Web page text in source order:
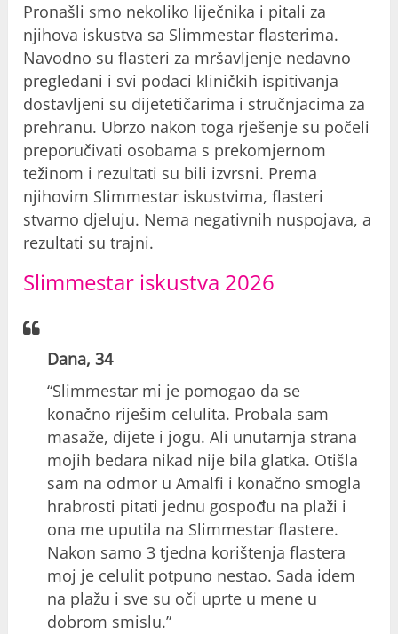
Pronašli smo nekoliko liječnika i pitali za
njihova iskustva sa Slimmestar flasterima.
Navodno su flasteri za mršavljenje nedavno
pregledani i svi podaci kliničkih ispitivanja
dostavljeni su dijetetičarima i stručnjacima za
prehranu. Ubrzo nakon toga rješenje su počeli
preporučivati osobama s prekomjernom
težinom i rezultati su bili izvrsni. Prema
njihovim Slimmestar iskustvima, flasteri
stvarno djeluju. Nema negativnih nuspojava, a
rezultati su trajni.
Slimmestar iskustva 2026
Dana, 34
“Slimmestar mi je pomogao da se
konačno riješim celulita. Probala sam
masaže, dijete i jogu. Ali unutarnja strana
mojih bedara nikad nije bila glatka. Otišla
sam na odmor u Amalfi i konačno smogla
hrabrosti pitati jednu gospođu na plaži i
ona me uputila na Slimmestar flastere.
Nakon samo 3 tjedna korištenja flastera
moj je celulit potpuno nestao. Sada idem
na plažu i sve su oči uprte u mene u
dobrom smislu.”